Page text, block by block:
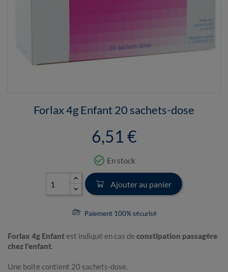
Forlax 4g Enfant 20 sachets-dose
6,51 €
check_circle_outline En stock
Ajouter au panier
Paiement 100% sécurisé
Forlax 4g Enfantest indiqué en cas de constipation passagère
chez l'enfant.
Une boite contient 20 sachets-dose.